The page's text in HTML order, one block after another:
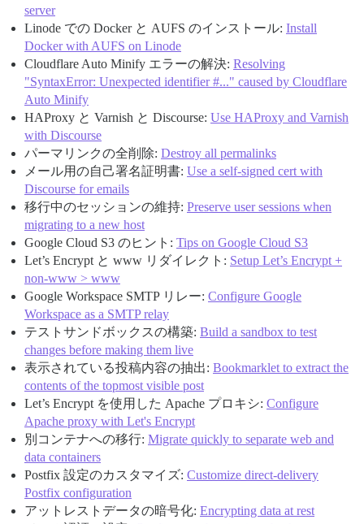
server
Linode での Docker と AUFS のインストール: Install
Docker with AUFS on Linode
Cloudflare Auto Minify エラーの解決: Resolving
"SyntaxError: Unexpected identifier #..." caused by Cloudflare
Auto Minify
HAProxy と Varnish と Discourse: Use HAProxy and Varnish
with Discourse
パーマリンクの全削除: Destroy all permalinks
メール用の自己署名証明書: Use a self-signed cert with
Discourse for emails
移行中のセッションの維持: Preserve user sessions when
migrating to a new host
Google Cloud S3 のヒント: Tips on Google Cloud S3
Let’s Encrypt と www リダイレクト: Setup Let’s Encrypt +
non-www > www
Google Workspace SMTP リレー: Configure Google
Workspace as a SMTP relay
テストサンドボックスの構築: Build a sandbox to test
changes before making them live
表示されている投稿内容の抽出: Bookmarklet to extract the
contents of the topmost visible post
Let’s Encrypt を使用した Apache プロキシ: Configure
Apache proxy with Let's Encrypt
別コンテナへの移行: Migrate quickly to separate web and
data containers
Postfix 設定のカスタマイズ: Customize direct-delivery
Postfix configuration
アットレストデータの暗号化: Encrypting data at rest